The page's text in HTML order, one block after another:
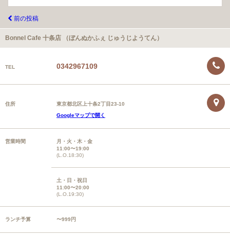
前の投稿
Bonnel Cafe 十条店 （ぼんぬかふぇ じゅうじようてん）
TEL 0342967109
住所
東京都北区上十条2丁目23-10
Googleマップで開く
営業時間
月・火・木・金
11:00〜19:00
(L.O.18:30)
土・日・祝日
11:00〜20:00
(L.O.19:30)
ランチ予算 〜999円